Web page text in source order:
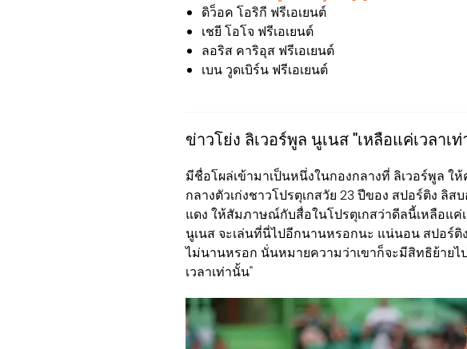
ดิว็อค โอริกี ฟรีเอเยนต์
เชยี โอโจ ฟรีเอเยนต์
ลอริส คาริอุส ฟรีเอเยนต์
เบน วูดเบิร์น ฟรีเอเยนต์
ข่าวโย่ง ลิเวอร์พูล นูเนส "เหลือแค่เวลาเ
มีชื่อโผล่เข้ามาเป็นหนึ่งในกองกลางที่ ลิเวอร์พูล ใ
กลางตัวเก่งชาวโปรตุเกสวัย 23 ปีของ สปอร์ติง ลิส
แดง ให้สัมภาษณ์กับสื่อในโปรตุเกสว่าดีลนี้เหลือแค่
นูเนส จะเล่นที่นี่ไปอีกนานหรอกนะ แน่นอน สปอร์ติ
ไม่นานหรอก นั่นหมายความว่าเขาก็จะมีสิทธิย้าย
เวลาเท่านั้น"